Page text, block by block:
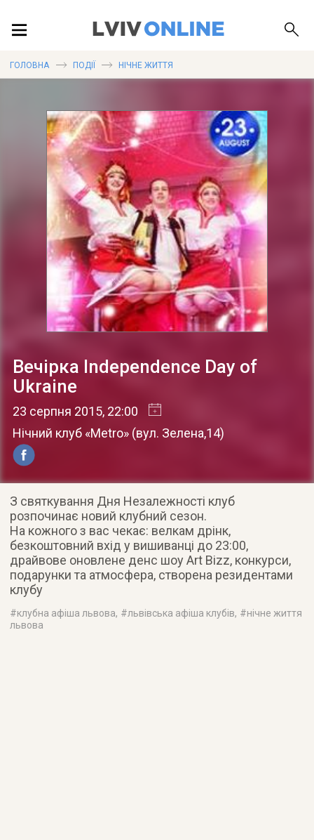
ПУБЛІКАЦІЇ
ДОВІДКА
ГОЛОВНА ПОДІЇ НІЧНЕ ЖИТТЯ
Вечірка Independence Day of
Ukraine
23 серпня 2015, 22:00
Нічний клуб «Metro» (вул. Зелена,14)
З святкування Дня Незалежності клуб
розпочинає новий клубний сезон.
На кожного з вас чекає: велкам дрінк,
безкоштовний вхід у вишиванці до 23:00,
драйвове оновлене денс шоу Art Bizz, конкурси,
подарунки та атмосфера, створена резидентами
клубу
#клубна афіша львова, #львівська афіша клубів, #нічне життя
львова